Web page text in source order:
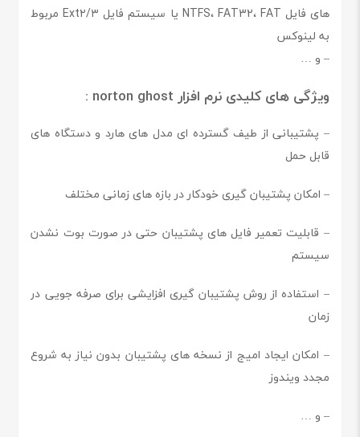
های فایل NTFS، FAT32، FAT یا سیستم فایل Ext۲/۳ مربوط
به لینوکس
– و …
ویژگی های کلیدی نرم افزار norton ghost :
– پشتیبانی از طیف گسترده ای مدل های هارد و دستگاه های
قابل حمل
– امکان پشتیبان گیری خودکار در بازه های زمانی مختلف
– قابلیت تعمیر فایل های پشتیبان حتی در صورت بوت نشدن
سیستم
– استفاده از روش پشتیبان گیری افزایشی برای صرفه جویی در
زمان
– امکان ایجاد امیج از نسخه های پشتیبان بدون نیاز به شروع
مجدد ویندوز
– و …